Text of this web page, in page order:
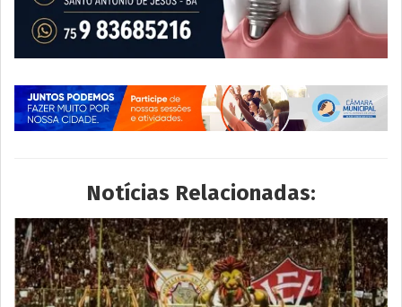
Notícias Relacionadas: